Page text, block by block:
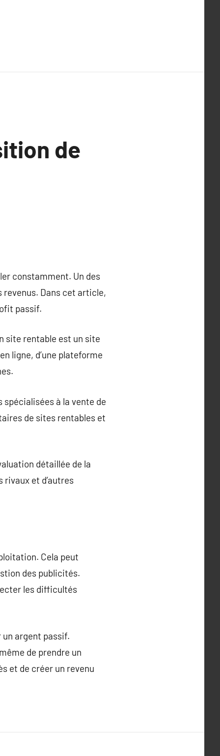
de
constamment. Un des
Dans cet article,
passif.
site rentable est un site
ligne, d’une plateforme
à la vente de
de sites rentables et
détaillée de la
rivaux et d’autres
Cela peut
des publicités.
les difficultés
argent passif.
de prendre un
et de créer un revenu